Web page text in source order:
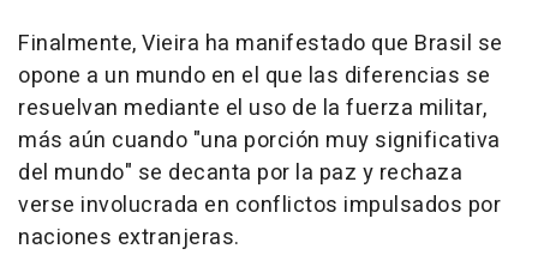
Finalmente, Vieira ha manifestado que Brasil se
opone a un mundo en el que las diferencias se
resuelvan mediante el uso de la fuerza militar,
más aún cuando "una porción muy significativa
del mundo" se decanta por la paz y rechaza
verse involucrada en conflictos impulsados por
naciones extranjeras.